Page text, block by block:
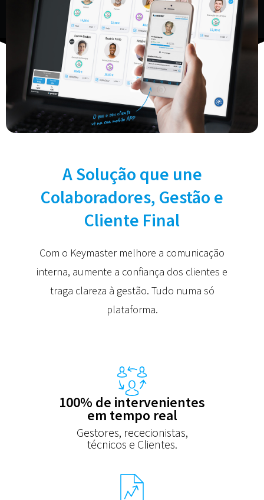
A Solução que une
Colaboradores, Gestão e
Cliente Final
Com o Keymaster melhore a comunicação
interna, aumente a confiança dos clientes e
traga clareza à gestão. Tudo numa só
plataforma.
100% de intervenientes
em tempo real
Gestores, rececionistas,
técnicos e Clientes.